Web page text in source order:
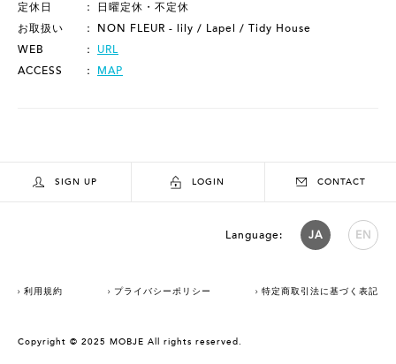
定休日
日曜定休・不定休
お取扱い
NON FLEUR - lily / Lapel / Tidy House
WEB
URL
ACCESS
MAP
SIGN UP LOGIN CONTACT
Language: JA EN
利用規約 プライバシーポリシー 特定商取引法に基づく表記
Copyright © 2025 MOBJE All rights reserved.